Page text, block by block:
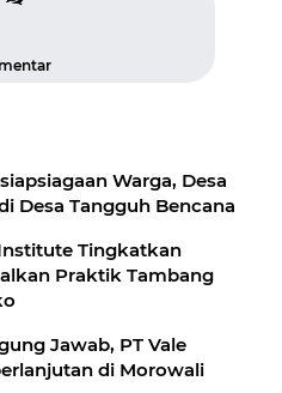
Warga, Desa
Desa Tangguh Bencana
Tingkatkan
Praktik Tambang
Jawab, PT Vale
di Morowali